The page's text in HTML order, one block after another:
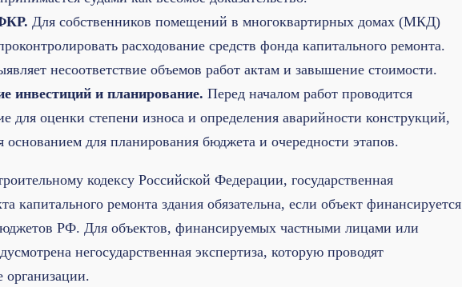
Для собственников помещений в многоквартирных домах (МКД)
расходование средств фонда капитального ремонта.
несоответствие объемов работ актам и завышение стоимости.
инвестиций и планирование. Перед началом работ проводится
для оценки степени износа и определения аварийности конструкций,
основанием для планирования бюджета и очередности этапов.
кодексу Российской Федерации, государственная
капитального ремонта здания обязательна, если объект финансируется
РФ. Для объектов, финансируемых частными лицами или
негосударственная экспертиза, которую проводят
организации.